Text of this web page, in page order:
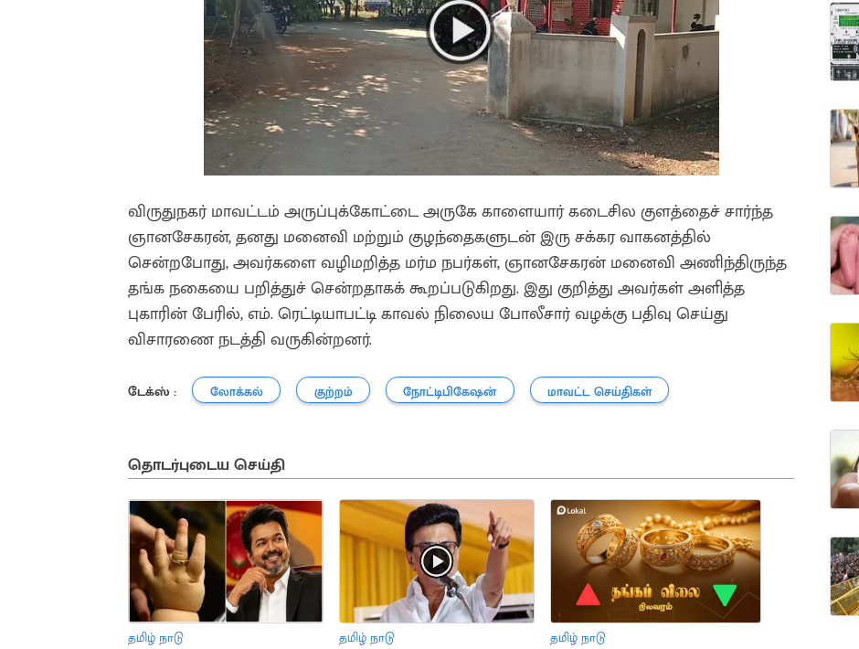
விருதுநகர் மாவட்டம் அருப்புக்கோட்டை அருகே காளையார் கடைசில குளத்தைச் சார்ந்த
ஞானசேகரன், தனது மனைவி மற்றும் குழந்தைகளுடன் இரு சக்கர வாகனத்தில்
சென்றபோது, அவர்களை வழிமறித்த மர்ம நபர்கள், ஞானசேகரன் மனைவி அணிந்திருந்த
தங்க நகையை பறித்துச் சென்றதாகக் கூறப்படுகிறது. இது குறித்து அவர்கள் அளித்த
புகாரின் பேரில், எம். ரெட்டியாபட்டி காவல் நிலைய போலீசார் வழக்கு பதிவு செய்து
விசாரணை நடத்தி வருகின்றனர்.
டேக்ஸ் : லோக்கல் குற்றம் நோட்டிபிகேஷன் மாவட்ட செய்திகள்
தொடர்புடைய செய்தி
தமிழ் நாடு தமிழ் நாடு தமிழ் நாடு